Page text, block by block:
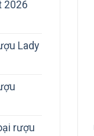
2026
Lady
rượu